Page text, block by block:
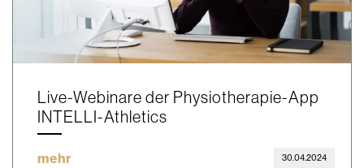
Live-Webinare der Physiotherapie-App
INTELLI-Athletics
mehr 30.04.2024